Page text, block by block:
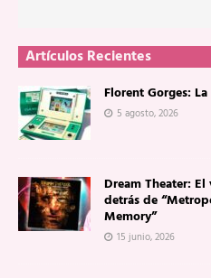
Artículos Recientes
Florent Gorges:
5 agosto, 2026
Dream Theater:
detrás de
Memory”
15 junio, 2026